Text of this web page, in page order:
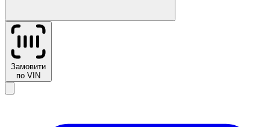
Замовити
по VIN